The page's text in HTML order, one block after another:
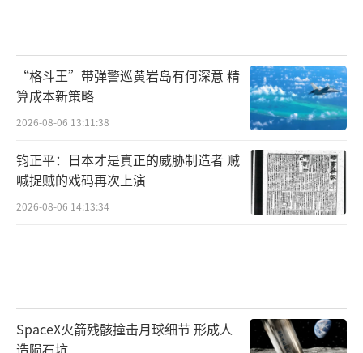
“格斗王”带弹警巡黄岩岛有何深意 精
算成本新策略
2026-08-06 13:11:38
钧正平：日本才是真正的威胁制造者 贼
喊捉贼的戏码再次上演
2026-08-06 14:13:34
SpaceX火箭残骸撞击月球细节 形成人